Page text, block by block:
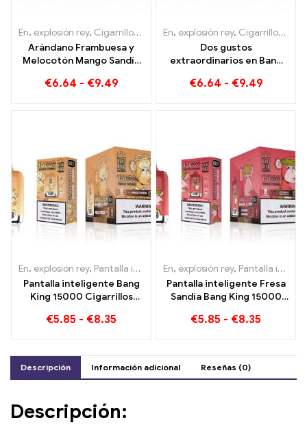
En, explosión rey, Cigarrillos electrónicos desechables Lituania
Arándano Frambuesa y
Melocotón Mango Sandía
Puffs CIGARRILLOS
perfecta
€6.64 - €9.49
En, explosión rey, Cigarrillos electrónicos desechables Lituania
Dos gustos
extraordinarios en Bang
Zigarette Arándano
€6.64 - €9.49
En, explosión rey, Pantalla inteligente Bang King 15000 Soplo ,
Pantalla inteligente Bang
King 15000 Cigarrillos
Puff Peach Freeze
€5.85 - €8.35
En, explosión rey, Pantalla inteligente Bang King 15000 Soplo
Pantalla inteligente Fresa
Sandía Bang King 15000
placer de las frutas
€5.85 - €8.35
Descripción Información adicional Reseñas (0)
Descripción: